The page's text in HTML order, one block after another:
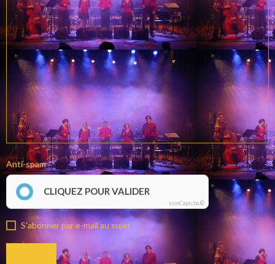
Anti-spam
CLIQUEZ POUR VALIDER
IconCaptcha ©
S'abonner par e-mail au sujet